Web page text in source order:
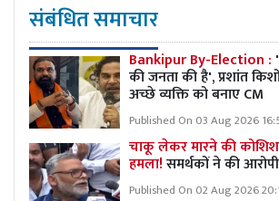
संबंधित समाचार
Bankipur By-Election :
की जनता की है', प्रशांत
अच्छे व्यक्ति को बनाए CM
Published On 03 Aug 2026
चाकू लेकर मारने की
हमला!समर्थकों ने की
Published On 02 Aug 2026